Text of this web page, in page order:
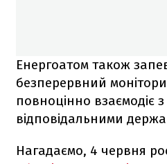
Енергоатом також
безперервний
повноцінно взаємодіє з
відповідальними
Нагадаємо, 4 червня